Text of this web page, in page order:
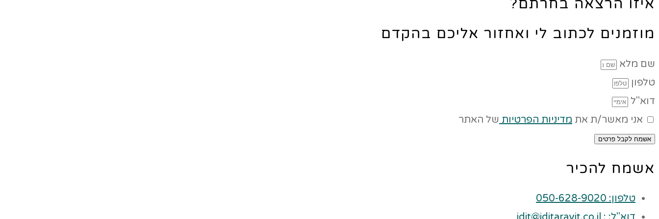
איזו הרצאה בחרתם?
מוזמנים לכתוב לי ואחזור אליכם בהקדם
שם מלא
טלפון
דוא"ל
אני מאשר/ת את מדיניות הפרטיות של האתר
אשמח לקבל פרטים
אשמח להכיר
טלפון: 050-628-9020